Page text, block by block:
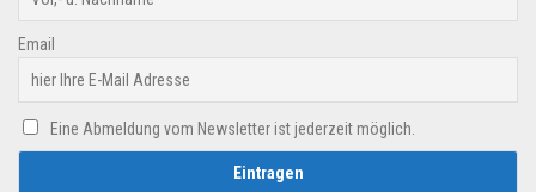
Email
Eine Abmeldung vom Newsletter ist jederzeit möglich.